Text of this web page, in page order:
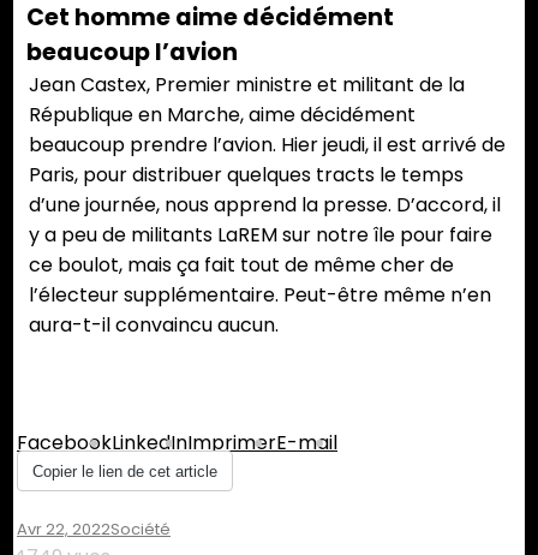
Cet homme aime décidément
beaucoup l’avion
Jean Castex, Premier ministre et militant de la
République en Marche, aime décidément
beaucoup prendre l’avion. Hier jeudi, il est arrivé de
Paris, pour distribuer quelques tracts le temps
d’une journée, nous apprend la presse. D’accord, il
y a peu de militants LaREM sur notre île pour faire
ce boulot, mais ça fait tout de même cher de
l’électeur supplémentaire. Peut-être même n’en
aura-t-il convaincu aucun.
FacebookLinkedInImprimerE-mail
Copier le lien de cet article
Avr 22, 2022Société